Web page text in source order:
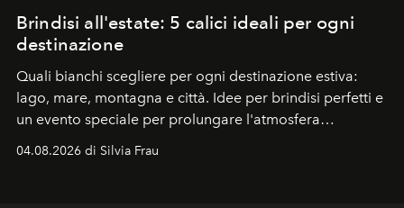
Brindisi all'estate: 5 calici ideali per ogni
destinazione
Quali bianchi scegliere per ogni destinazione estiva:
lago, mare, montagna e città. Idee per brindisi perfetti e
un evento speciale per prolungare l'atmosfera
04.08.2026 di Silvia Frau